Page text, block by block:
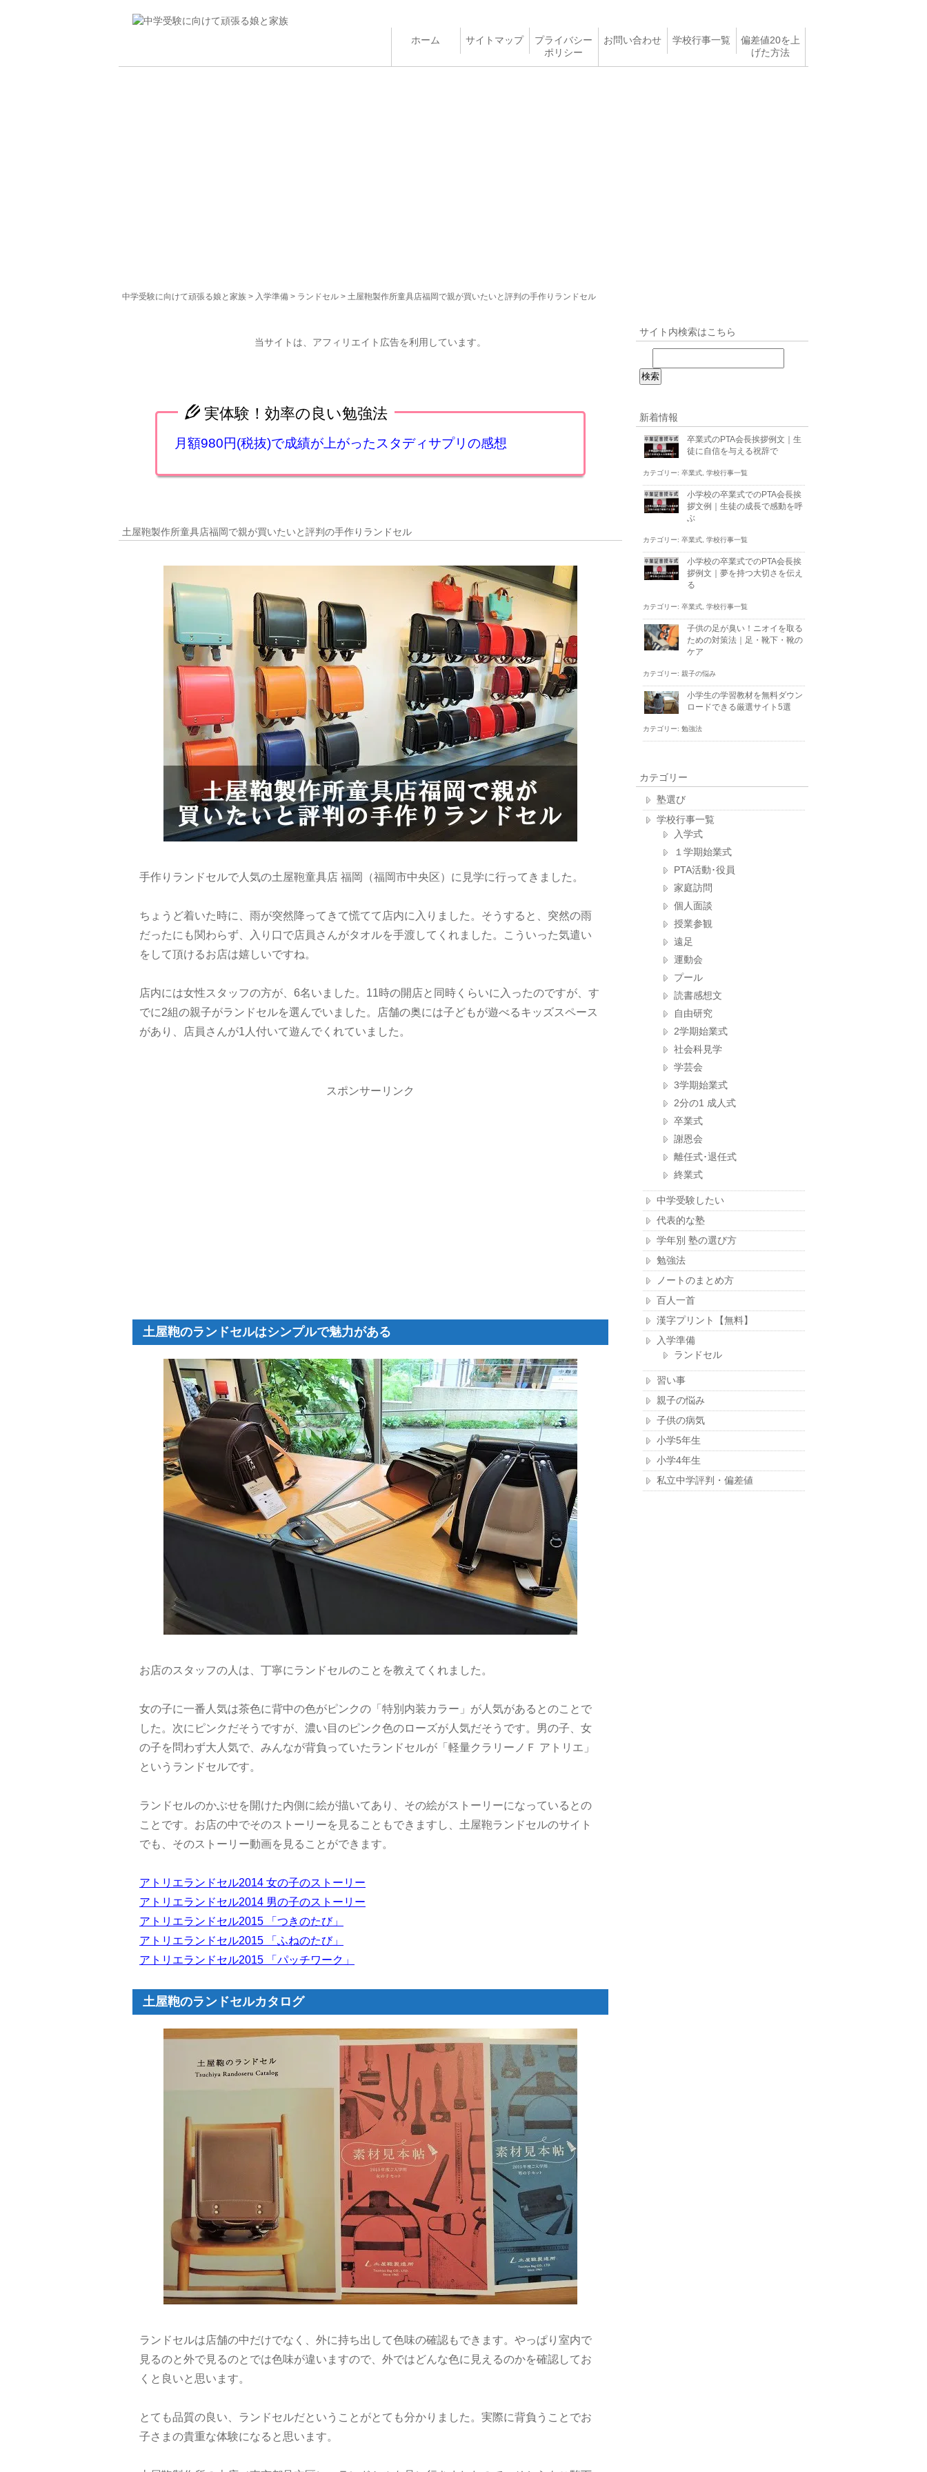
ホーム サイトマップ
プライバシー
ポリシー
お問い合わせ 学校行事一覧
偏差値20を上
げた方法
中学受験に向けて頑張る娘と家族 > 入学準備 > ランドセル > 土屋鞄製作所童具店福岡で親が買いたいと評判の手作りランドセル
当サイトは、アフィリエイト広告を利用しています。
実体験！効率の良い勉強法
月額980円(税抜)で成績が上がったスタディサプリの感想
土屋鞄製作所童具店福岡で親が買いたいと評判の手作りランドセル
手作りランドセルで人気の土屋鞄童具店 福岡（福岡市中央区）に見学に行ってきました。
ちょうど着いた時に、雨が突然降ってきて慌てて店内に入りました。そうすると、突然の雨
だったにも関わらず、入り口で店員さんがタオルを手渡してくれました。こういった気遣い
をして頂けるお店は嬉しいですね。
店内には女性スタッフの方が、6名いました。11時の開店と同時くらいに入ったのですが、す
でに2組の親子がランドセルを選んでいました。店舗の奥には子どもが遊べるキッズスペース
があり、店員さんが1人付いて遊んでくれていました。
スポンサーリンク
土屋鞄のランドセルはシンプルで魅力がある
お店のスタッフの人は、丁寧にランドセルのことを教えてくれました。
女の子に一番人気は茶色に背中の色がピンクの「特別内装カラー」が人気があるとのことで
した。次にピンクだそうですが、濃い目のピンク色のローズが人気だそうです。男の子、女
の子を問わず大人気で、みんなが背負っていたランドセルが「軽量クラリーノＦ アトリエ」
というランドセルです。
ランドセルのかぶせを開けた内側に絵が描いてあり、その絵がストーリーになっているとの
ことです。お店の中でそのストーリーを見ることもできますし、土屋鞄ランドセルのサイト
でも、そのストーリー動画を見ることができます。
アトリエランドセル2014 女の子のストーリー
アトリエランドセル2014 男の子のストーリー
アトリエランドセル2015 「つきのたび」
アトリエランドセル2015 「ふねのたび」
アトリエランドセル2015 「パッチワーク」
土屋鞄のランドセルカタログ
ランドセルは店舗の中だけでなく、外に持ち出して色味の確認もできます。やっぱり室内で
見るのと外で見るのとでは色味が違いますので、外ではどんな色に見えるのかを確認してお
くと良いと思います。
とても品質の良い、ランドセルだということがとても分かりました。実際に背負うことでお
子さまの貴重な体験になると思います。
サイト内検索はこちら
新着情報
卒業式のPTA会長挨拶例文｜生
徒に自信を与える祝辞で
カテゴリー: 卒業式 学校行事一覧
小学校の卒業式でのPTA会長挨
拶文例｜生徒の成長で感動を呼
ぶ
カテゴリー: 卒業式 学校行事一覧
小学校の卒業式でのPTA会長挨
拶例文｜夢を持つ大切さを伝え
る
カテゴリー: 卒業式 学校行事一覧
子供の足が臭い！ニオイを取る
ための対策法｜足・靴下・靴の
ケア
カテゴリー: 親子の悩み
小学生の学習教材を無料ダウン
ロードできる厳選サイト5選
カテゴリー: 勉強法
カテゴリー
塾選び
学校行事一覧
入学式
１学期始業式
PTA活動･役員
家庭訪問
個人面談
授業参観
遠足
運動会
プール
読書感想文
自由研究
2学期始業式
社会科見学
学芸会
3学期始業式
2分の1 成人式
卒業式
謝恩会
離任式･退任式
終業式
中学受験したい
代表的な塾
学年別 塾の選び方
勉強法
ノートのまとめ方
百人一首
漢字プリント【無料】
入学準備
ランドセル
習い事
親子の悩み
子供の病気
小学5年生
小学4年生
私立中学評判・偏差値